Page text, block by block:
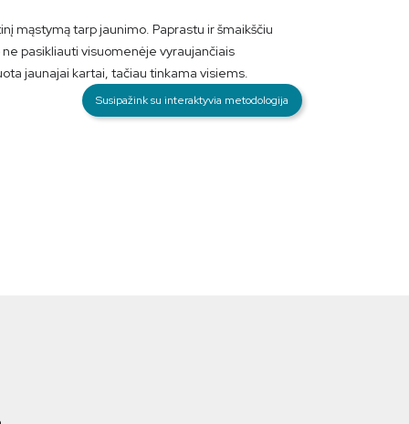
mąstymą tarp jaunimo. Paprastu ir šmaikščiu
pasikliauti visuomenėje vyraujančiais
jaunajai kartai, tačiau tinkama visiems.
Susipažink su interaktyvia metodologija